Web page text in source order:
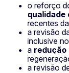
o reforço
qualidade
recentes
a revisão
inclusive
a redução
a revisão